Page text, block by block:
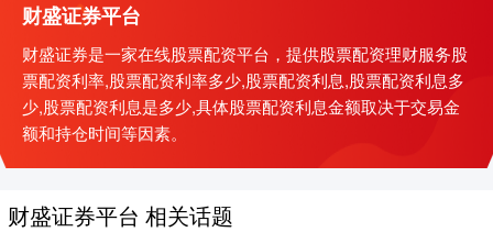
财盛证券平台
财盛证券是一家在线股票配资平台，提供股票配资理财服务股
票配资利率,股票配资利率多少,股票配资利息,股票配资利息多
少,股票配资利息是多少,具体股票配资利息金额取决于交易金
额和持仓时间等因素。
财盛证券平台 相关话题